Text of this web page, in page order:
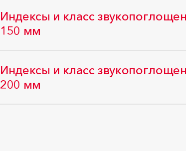
Индексы и класс
150 мм
Индексы и класс
200 мм